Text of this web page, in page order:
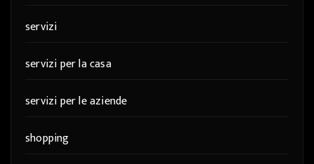
servizi
servizi per la casa
servizi per le aziende
shopping